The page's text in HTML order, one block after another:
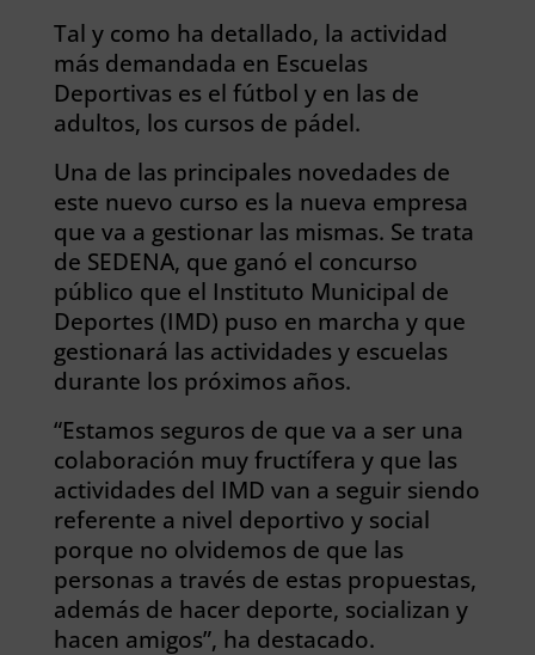
Tal y como ha detallado, la actividad
más demandada en Escuelas
Deportivas es el fútbol y en las de
adultos, los cursos de pádel.
Una de las principales novedades de
este nuevo curso es la nueva empresa
que va a gestionar las mismas. Se trata
de SEDENA, que ganó el concurso
público que el Instituto Municipal de
Deportes (IMD) puso en marcha y que
gestionará las actividades y escuelas
durante los próximos años.
“Estamos seguros de que va a ser una
colaboración muy fructífera y que las
actividades del IMD van a seguir siendo
referente a nivel deportivo y social
porque no olvidemos de que las
personas a través de estas propuestas,
además de hacer deporte, socializan y
hacen amigos”, ha destacado.